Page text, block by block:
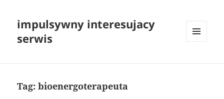
impulsywny interesujacy
serwis
Tag:bioenergoterapeuta